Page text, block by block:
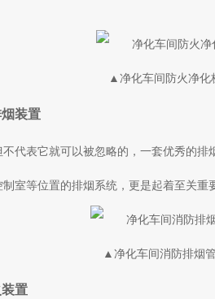
▲净化车间防火净化
装置
代表它就可以被忽略的，一套优秀的排
室等位置的排烟系统，更是起着至关重
▲净化车间消防排烟
置